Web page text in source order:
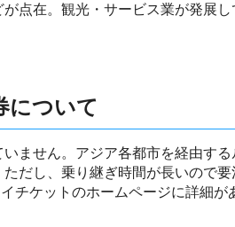
点在。観光・サービス業が発展
について
ません。アジア各都市を経由す
だし、乗り継ぎ時間が長いので
チケットのホームページに詳細